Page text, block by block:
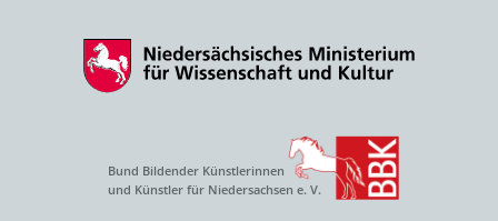
Bund Bildender Künstlerinnen
und Künstler für Niedersachsen e. V.